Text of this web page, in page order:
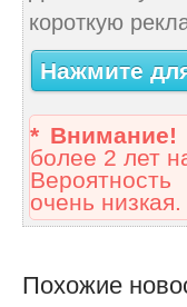
короткую
Нажмите
* Внимание!
более 2 лет
очень низкая.
Похожие